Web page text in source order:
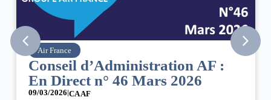
AF :
8 mars : journée
des droits des femmes
07/03/2026